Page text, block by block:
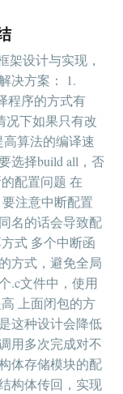
架设计与实现，
决方案： 1.
程序的方式有
况下如果只有改
高算法的编译速
选择build all，否
配置问题 在
注意中断配置
名的话会导致配
式 多个中断函
方式，避免全局
.c文件中，使用
上面闭包的方
这种设计会降低
用多次完成对不
体存储模块的配
构体传回，实现